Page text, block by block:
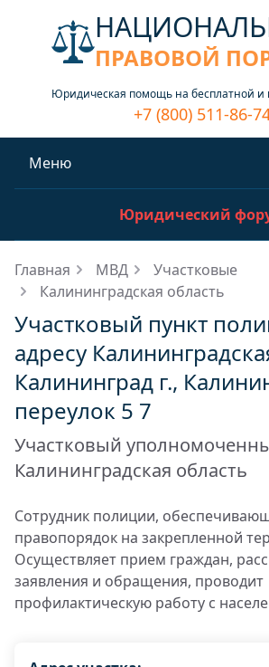
ПРАВОВОЙ
Юридическая помощь на бесплатной и
+7 (800) 511-86-
Меню
Юридический
Главная МВД
Участковые
Калининградская область
Участковый пункт
адресу
Калининград г.,
переулок 5 7
Участковый
Калининградская область
Сотрудник полиции,
правопорядок на закрепленной
Осуществляет прием граждан,
заявления и обращения, проводит
профилактическую работу с